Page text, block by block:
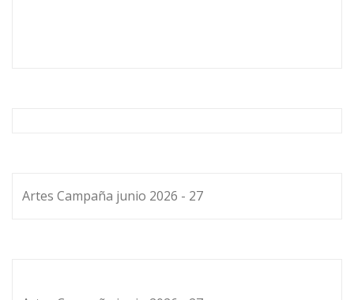
Artes Campaña junio 2026 - 27